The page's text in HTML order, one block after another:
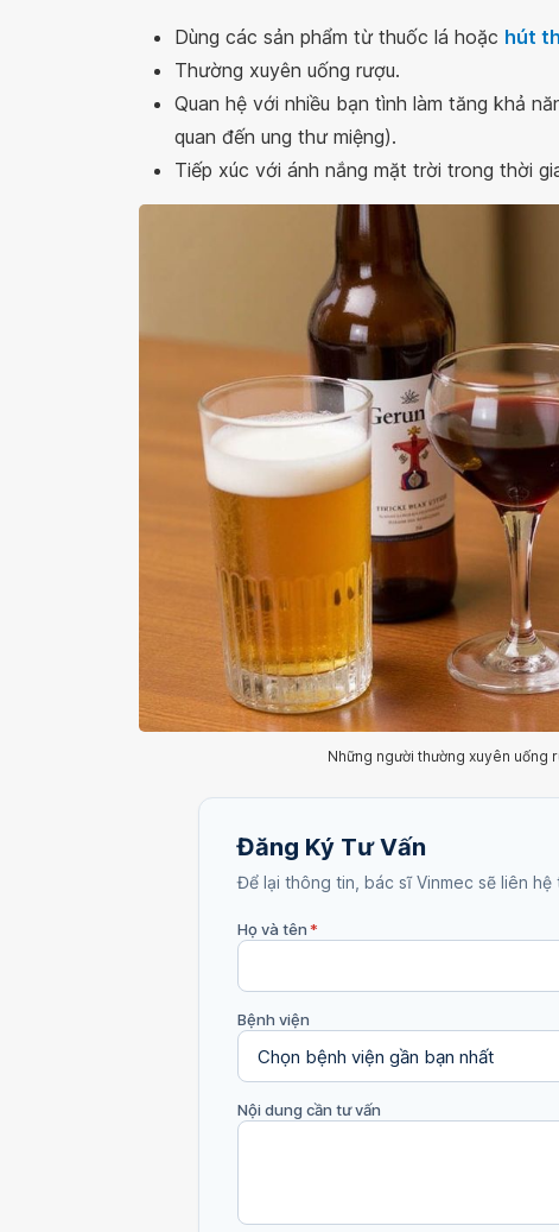
Dùng các sản phẩm từ thuốc lá hoặc hút
Thường xuyên uống rượu.
Quan hệ với nhiều bạn tình làm tăng khả
quan đến ung thư miệng).
Tiếp xúc với ánh nắng mặt trời trong thời
Những người thường xuyên uống
Đăng Ký Tư Vấn
Để lại thông tin, bác sĩ Vinmec sẽ liên
Họ và tên*
Bệnh viện
Nội dung cần tư vấn